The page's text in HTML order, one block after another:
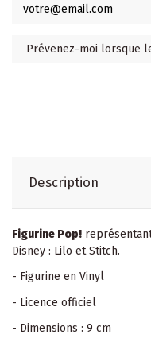
Description
Figurine Pop!
Disney : Lilo et Stitch.
- Figurine en Vinyl
- Licence officiel
- Dimensions : 9 cm